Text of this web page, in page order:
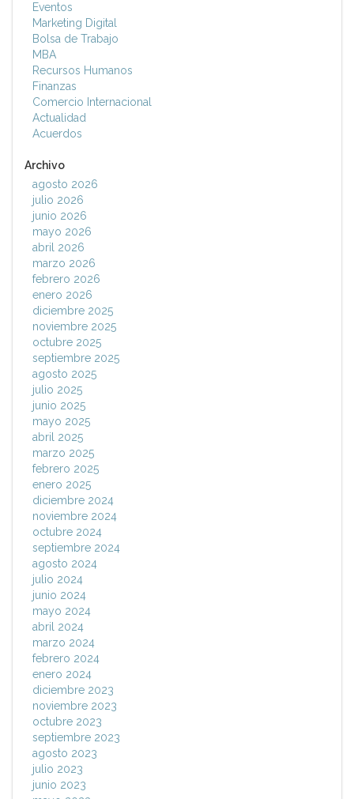
Eventos
Marketing Digital
Bolsa de Trabajo
MBA
Recursos Humanos
Finanzas
Comercio Internacional
Actualidad
Acuerdos
Archivo
agosto 2026
julio 2026
junio 2026
mayo 2026
abril 2026
marzo 2026
febrero 2026
enero 2026
diciembre 2025
noviembre 2025
octubre 2025
septiembre 2025
agosto 2025
julio 2025
junio 2025
mayo 2025
abril 2025
marzo 2025
febrero 2025
enero 2025
diciembre 2024
noviembre 2024
octubre 2024
septiembre 2024
agosto 2024
julio 2024
junio 2024
mayo 2024
abril 2024
marzo 2024
febrero 2024
enero 2024
diciembre 2023
noviembre 2023
octubre 2023
septiembre 2023
agosto 2023
julio 2023
junio 2023